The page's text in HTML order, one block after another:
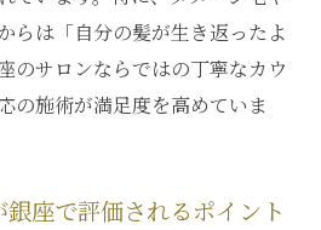
らは「自分の髪が生き返ったよ
のサロンならではの丁寧なカウ
の施術が満足度を高めていま
座で評価されるポイント